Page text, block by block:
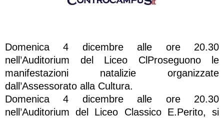
Domenica 4 dicembre alle ore 20.30
nell’Auditorium del Liceo ClProseguono le
manifestazioni natalizie organizzate
dall’Assessorato alla Cultura.
Domenica 4 dicembre alle ore 20.30
nell’Auditorium del Liceo Classico E.Perito, si